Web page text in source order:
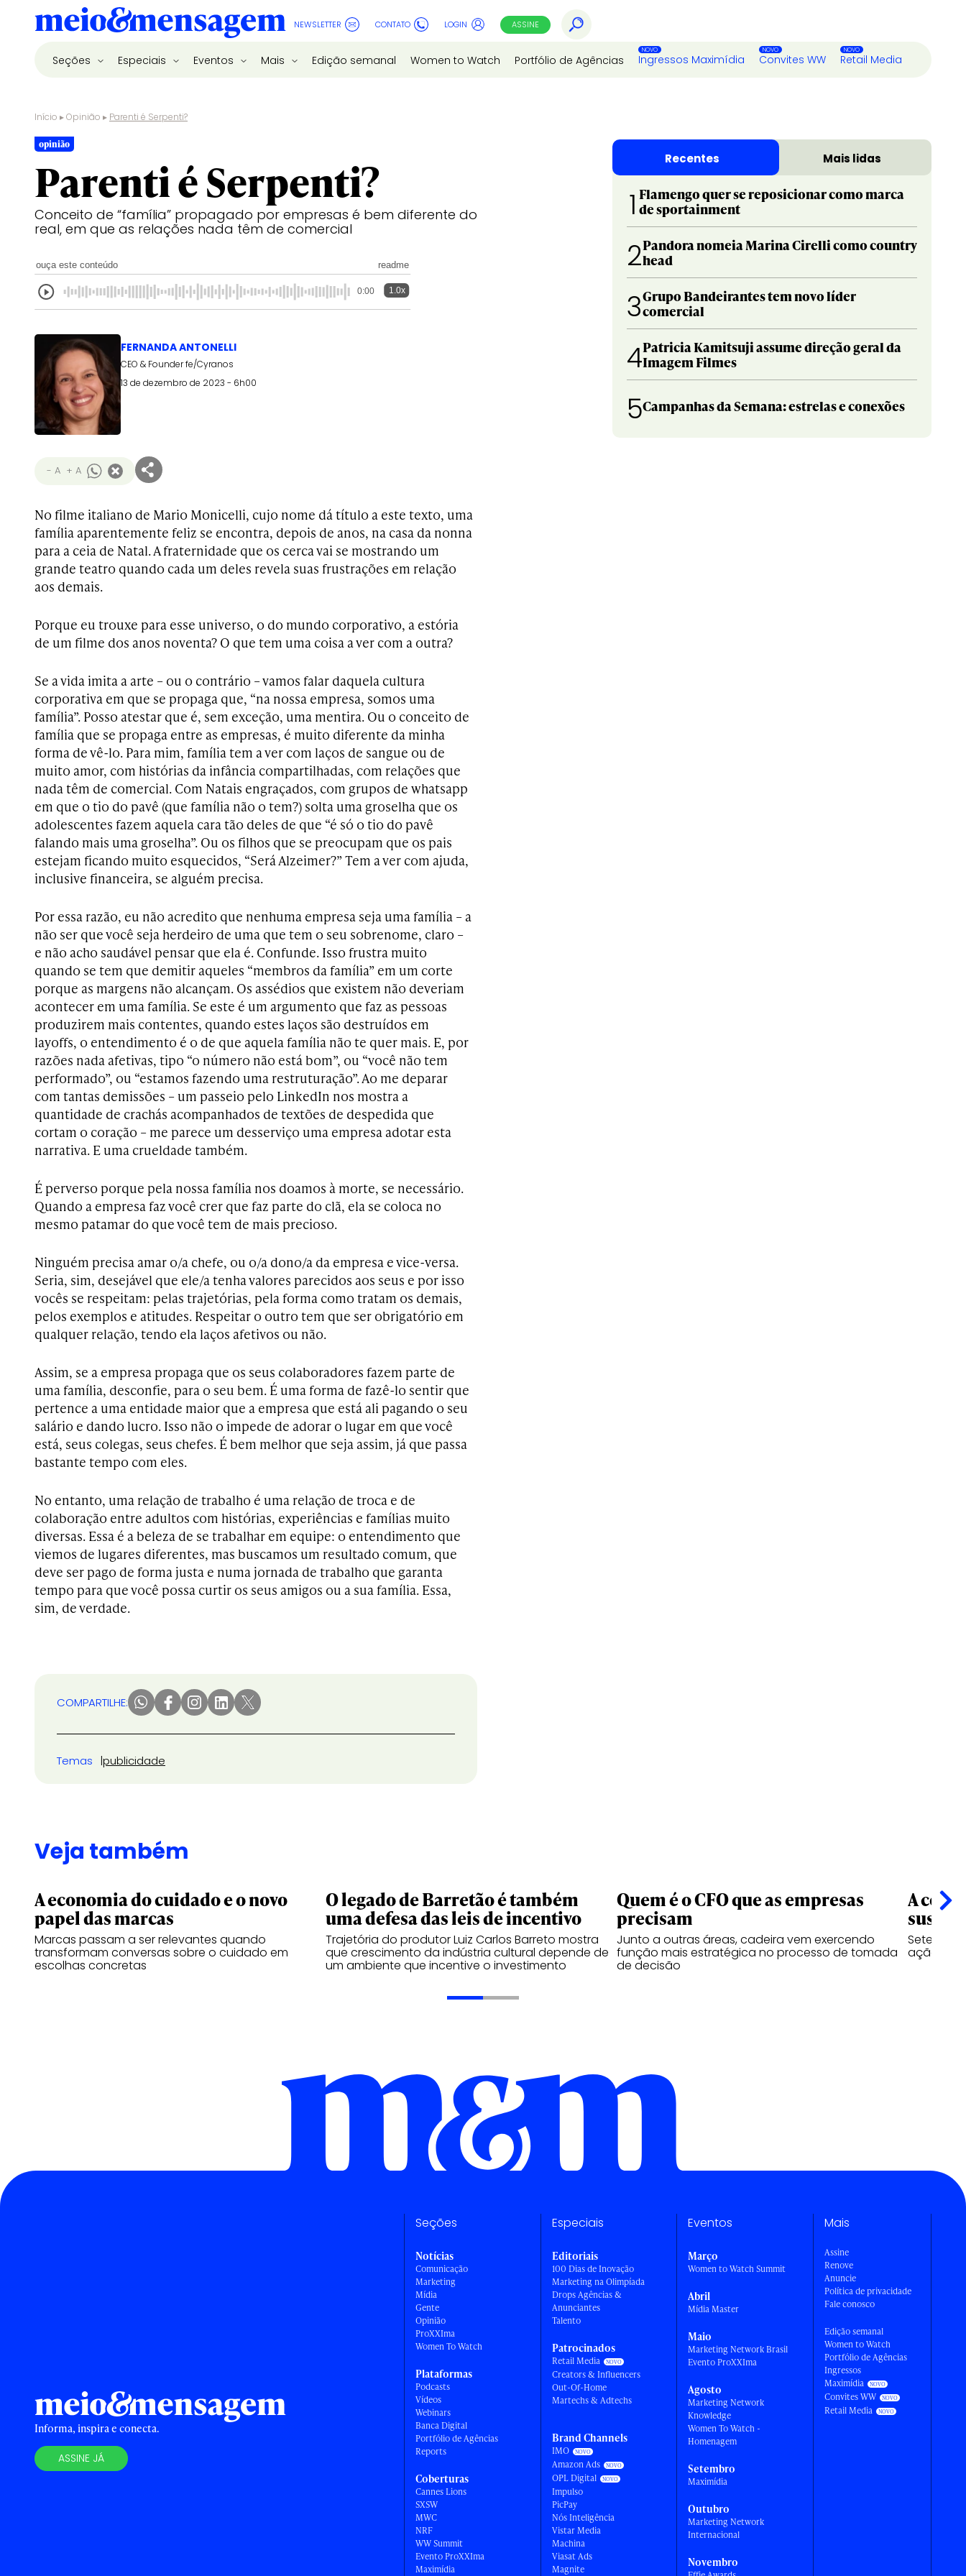
NEWSLETTER CONTATO LOGIN ASSINE
Seções Especiais Eventos Mais Edição semanal Women to Watch Portfólio de Agências Ingressos Maximídia Convites WW Retail Media
Início ▸Opinião ▸ Parenti é Serpenti?
opinião
Parenti é Serpenti?
Conceito de “família” propagado por empresas é bem diferente do
real, em que as relações nada têm de comercial
ouça este conteúdo readme
0:00 1.0x
FERNANDA ANTONELLI
CEO & Founder fe/Cyranos
13 de dezembro de 2023 - 6h00
- A + A
No filme italiano de Mario Monicelli, cujo nome dá título a este texto, uma
família aparentemente feliz se encontra, depois de anos, na casa da nonna
para a ceia de Natal. A fraternidade que os cerca vai se mostrando um
grande teatro quando cada um deles revela suas frustrações em relação
aos demais.
Porque eu trouxe para esse universo, o do mundo corporativo, a estória
de um filme dos anos noventa? O que tem uma coisa a ver com a outra?
Se a vida imita a arte – ou o contrário – vamos falar daquela cultura
corporativa em que se propaga que, “na nossa empresa, somos uma
família”. Posso atestar que é, sem exceção, uma mentira. Ou o conceito de
família que se propaga entre as empresas, é muito diferente da minha
forma de vê-lo. Para mim, família tem a ver com laços de sangue ou de
muito amor, com histórias da infância compartilhadas, com relações que
nada têm de comercial. Com Natais engraçados, com grupos de whatsapp
em que o tio do pavê (que família não o tem?) solta uma groselha que os
adolescentes fazem aquela cara tão deles de que “é só o tio do pavê
falando mais uma groselha”. Ou os filhos que se preocupam que os pais
estejam ficando muito esquecidos, “Será Alzeimer?” Tem a ver com ajuda,
inclusive financeira, se alguém precisa.
Por essa razão, eu não acredito que nenhuma empresa seja uma família – a
não ser que você seja herdeiro de uma que tem o seu sobrenome, claro –
e não acho saudável pensar que ela é. Confunde. Isso frustra muito
quando se tem que demitir aqueles “membros da família” em um corte
porque as margens não alcançam. Os assédios que existem não deveriam
acontecer em uma família. Se este é um argumento que faz as pessoas
produzirem mais contentes, quando estes laços são destruídos em
layoffs, o entendimento é o de que aquela família não te quer mais. E, por
razões nada afetivas, tipo “o número não está bom”, ou “você não tem
performado”, ou “estamos fazendo uma restruturação”. Ao me deparar
com tantas demissões – um passeio pelo LinkedIn nos mostra a
quantidade de crachás acompanhados de textões de despedida que
cortam o coração – me parece um desserviço uma empresa adotar esta
narrativa. E uma crueldade também.
É perverso porque pela nossa família nos doamos à morte, se necessário.
Quando a empresa faz você crer que faz parte do clã, ela se coloca no
mesmo patamar do que você tem de mais precioso.
Ninguém precisa amar o/a chefe, ou o/a dono/a da empresa e vice-versa.
Seria, sim, desejável que ele/a tenha valores parecidos aos seus e por isso
vocês se respeitam: pelas trajetórias, pela forma como tratam os demais,
pelos exemplos e atitudes. Respeitar o outro tem que ser obrigatório em
qualquer relação, tendo ela laços afetivos ou não.
Assim, se a empresa propaga que os seus colaboradores fazem parte de
uma família, desconfie, para o seu bem. É uma forma de fazê-lo sentir que
pertence a uma entidade maior que a empresa que está ali pagando o seu
salário e dando lucro. Isso não o impede de adorar o lugar em que você
está, seus colegas, seus chefes. É bem melhor que seja assim, já que passa
bastante tempo com eles.
No entanto, uma relação de trabalho é uma relação de troca e de
colaboração entre adultos com histórias, experiências e famílias muito
diversas. Essa é a beleza de se trabalhar em equipe: o entendimento que
viemos de lugares diferentes, mas buscamos um resultado comum, que
deve ser pago de forma justa e numa jornada de trabalho que garanta
tempo para que você possa curtir os seus amigos ou a sua família. Essa,
sim, de verdade.
COMPARTILHE:
Temas publicidade
Recentes Mais lidas
1 Flamengo quer se reposicionar como marca
de sportainment
2Pandora nomeia Marina Cirelli como country
head
3Grupo Bandeirantes tem novo líder
comercial
4Patricia Kamitsuji assume direção geral da
Imagem Filmes
5Campanhas da Semana: estrelas e conexões
Veja também
A economia do cuidado e o novo
papel das marcas
Marcas passam a ser relevantes quando
transformam conversas sobre o cuidado em
escolhas concretas
O legado de Barretão é também
uma defesa das leis de incentivo
Trajetória do produtor Luiz Carlos Barreto mostra
que crescimento da indústria cultural depende de
um ambiente que incentive o investimento
Quem é o CFO que as empresas
precisam
Junto a outras áreas, cadeira vem exercendo
função mais estratégica no processo de tomada
de decisão
A
Sete
ação
Informa, inspira e conecta.
ASSINE JÁ
Seções
Notícias
Comunicação
Marketing
Mídia
Gente
Opinião
ProXXIma
Women To Watch
Plataformas
Podcasts
Vídeos
Webinars
Banca Digital
Portfólio de Agências
Reports
Coberturas
Cannes Lions
SXSW
MWC
NRF
WW Summit
Evento ProXXIma
Maximídia
Especiais
Editoriais
100 Dias de Inovação
Marketing na Olimpíada
Drops Agências &
Anunciantes
Talento
Patrocinados
Retail Media
Creators & Influencers
Out-Of-Home
Martechs & Adtechs
Brand Channels
IMO
Amazon Ads
OPL Digital
Impulso
PicPay
Nós Inteligência
Vistar Media
Machina
Viasat Ads
Magnite
Eventos
Março
Women to Watch Summit
Abril
Mídia Master
Maio
Marketing Network Brasil
Evento ProXXIma
Agosto
Marketing Network
Knowledge
Women To Watch -
Homenagem
Setembro
Maximídia
Outubro
Marketing Network
Internacional
Novembro
Mais
Assine
Renove
Anuncie
Política de privacidade
Fale conosco
Edição semanal
Women to Watch
Portfólio de Agências
Ingressos
Maximídia
Convites WW
Retail Media